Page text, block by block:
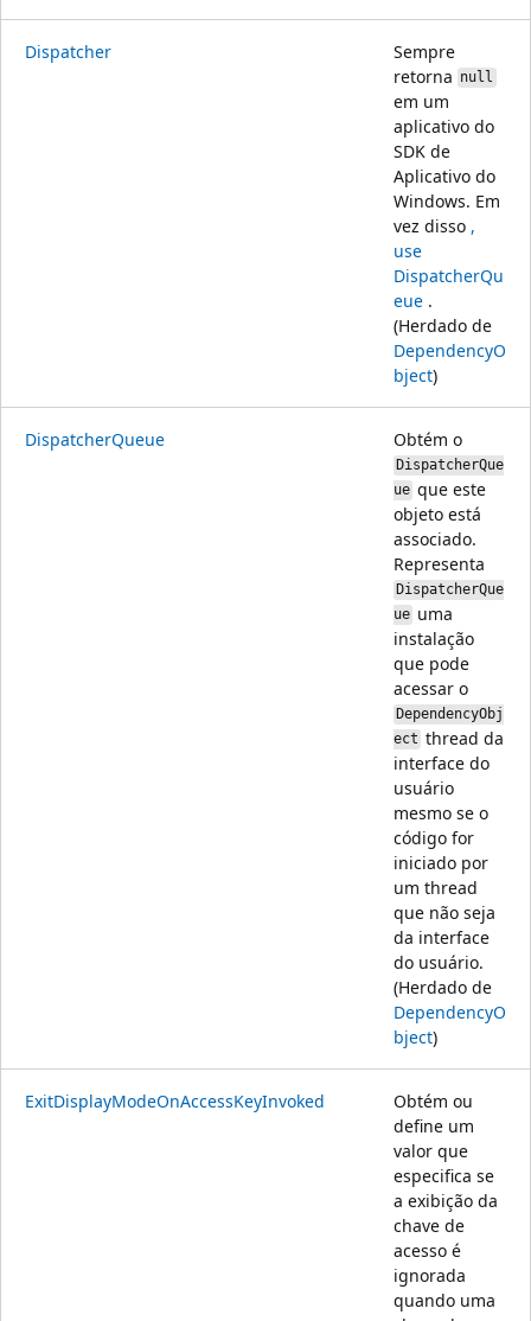
Dispatcher
Sempre
retorna null
em um
aplicativo do
SDK de
Aplicativo do
Windows. Em
vez disso ,
use
DispatcherQu
eue .
(Herdado de
DependencyO
bject)
DispatcherQueue Obtém o
DispatcherQue
ue que este
objeto está
associado.
Representa
DispatcherQue
ue uma
instalação
que pode
acessar o
DependencyObj
ect thread da
interface do
usuário
mesmo se o
código for
iniciado por
um thread
que não seja
da interface
do usuário.
(Herdado de
DependencyO
bject)
ExitDisplayModeOnAccessKeyInvoked
Obtém ou
define um
valor que
especifica se
a exibição da
chave de
acesso é
ignorada
quando uma